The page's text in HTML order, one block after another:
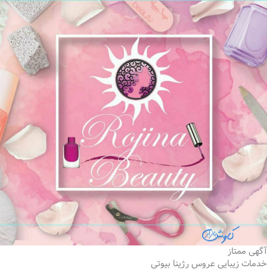
آگهی ممتاز
خدمات زیبایی عروس رژینا بیوتی